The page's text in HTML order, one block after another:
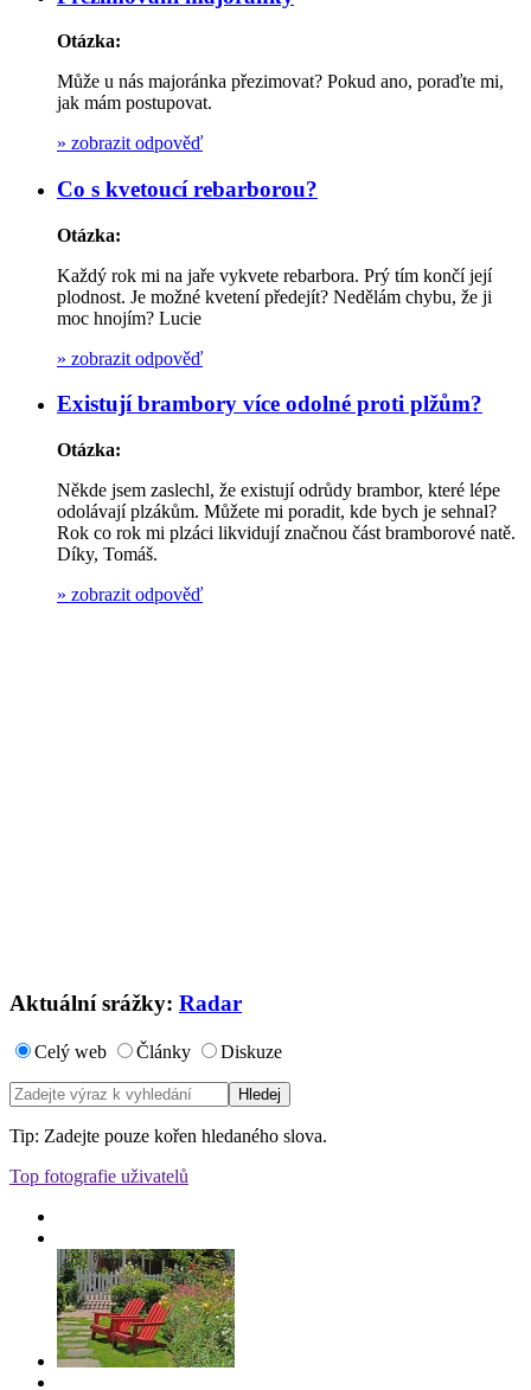
Otázka:
Může u nás majoránka přezimovat? Pokud ano, poraďte mi,
jak mám postupovat.
» zobrazit odpověď
Co s kvetoucí rebarborou?
Otázka:
Každý rok mi na jaře vykvete rebarbora. Prý tím končí její
plodnost. Je možné kvetení předejít? Nedělám chybu, že ji
moc hnojím? Lucie
» zobrazit odpověď
Existují brambory více odolné proti plžům?
Otázka:
Někde jsem zaslechl, že existují odrůdy brambor, které lépe
odolávají plzákům. Můžete mi poradit, kde bych je sehnal?
Rok co rok mi plzáci likvidují značnou část bramborové natě.
Díky, Tomáš.
» zobrazit odpověď
Aktuální srážky: Radar
Celý web Články Diskuze
Tip: Zadejte pouze kořen hledaného slova.
Top fotografie uživatelů